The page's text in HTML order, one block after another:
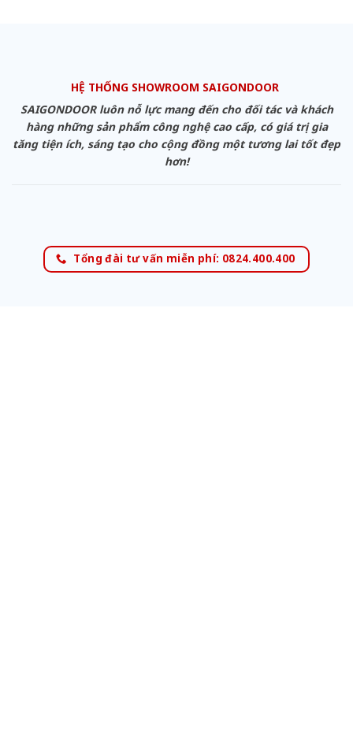
HỆ THỐNG SHOWROOM SAIGONDOOR
SAIGONDOOR luôn nỗ lực mang đến cho đối tác và khách
hàng những sản phẩm công nghệ cao cấp, có giá trị gia
tăng tiện ích, sáng tạo cho cộng đồng một tương lai tốt đẹp
hơn!
Tổng đài tư vấn miễn phí: 0824.400.400